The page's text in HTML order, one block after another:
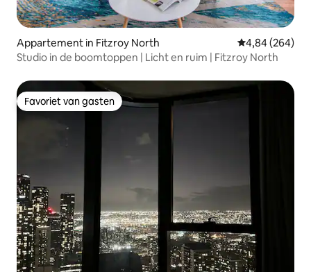
Appartement in Fitzroy North Gemiddelde
4,84 (264)
Studio in de boomtoppen | Licht en ruim | Fitzroy North
Favoriet van gasten
Favoriet van gasten